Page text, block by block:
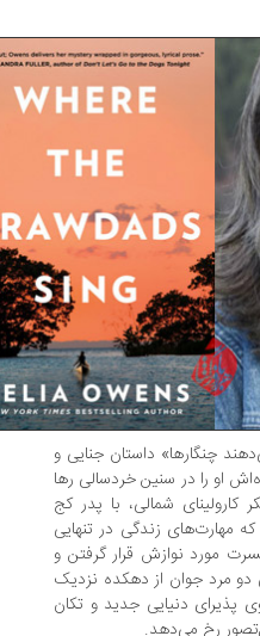
داستان جنایی و
در سنین خردسالی رها
شمالی، با پدر کج
زندگی در تنهایی
نوازش قرار گرفتن و
از دهکده نزدیک
دنیایی جدید و تکان
رخ می‌دهد.